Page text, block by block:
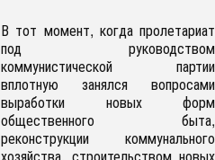
В тот момент, когда пролетариат
под руководством
коммунистической партии
вплотную занялся вопросами
выработки новых форм
общественного быта,
реконструкции коммунального
хозяйства, строительством новых